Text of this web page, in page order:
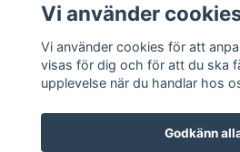
Vanliga
Vi använder
Vi använder cookies för att
visas för dig och för att du ska
upplevelse när du handlar hos
Godkänn